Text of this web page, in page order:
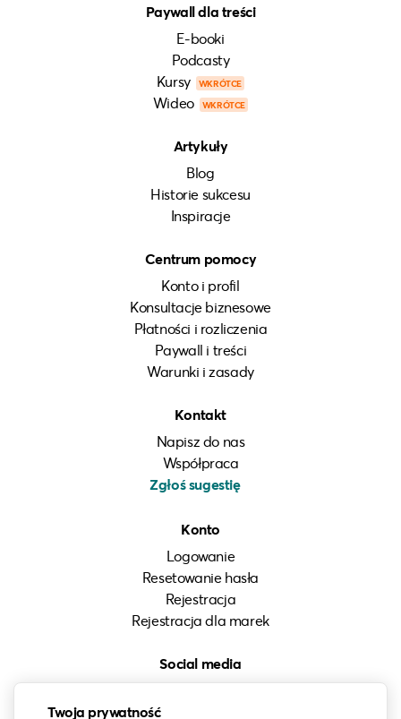
Twoja prywatność
Paywall dla treści
E-booki
Podcasty
Kursy
WKRÓTCE
Wideo WKRÓTCE
Artykuły
Blog
Historie sukcesu
Inspiracje
Centrum pomocy
Konto i profil
Konsultacje biznesowe
Płatności i rozliczenia
Paywall i treści
Warunki i zasady
Kontakt
Napisz do nas
Współpraca
Zgłoś sugestię
Konto
Logowanie
Resetowanie hasła
Rejestracja
Rejestracja dla marek
Social media